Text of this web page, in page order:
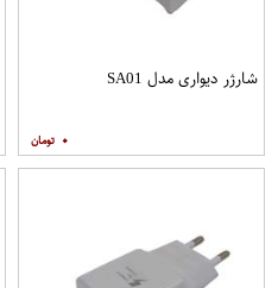
شارژر دیواری مدل SA01
۰